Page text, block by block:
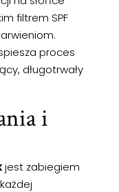
filtrem SPF
proces
długotrwały
i
jest zabiegiem